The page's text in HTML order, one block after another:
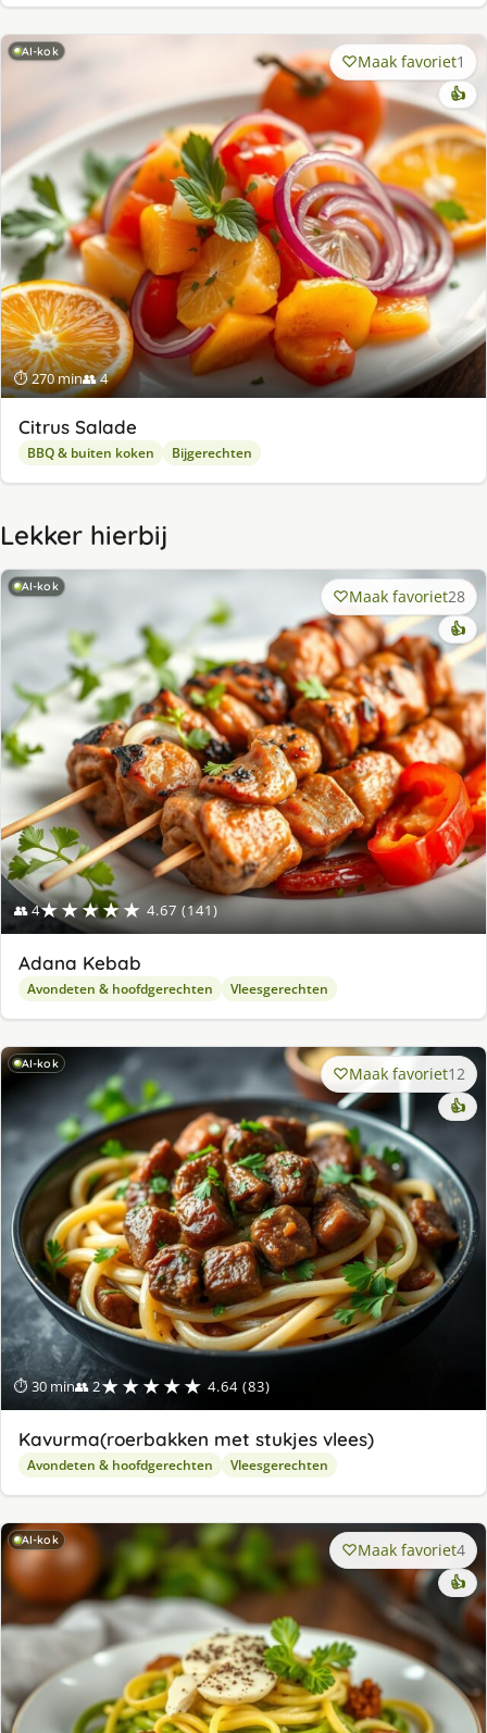
AI-kok
⏱ 270 min👥 4
Maak favoriet1
👍
Citrus Salade
BBQ & buiten koken Bijgerechten
Lekker hierbij
AI-kok
👥 4★★★★★ 4.67 (141)
Maak favoriet28
👍
Adana Kebab
Avondeten & hoofdgerechten Vleesgerechten
AI-kok
⏱ 30 min👥 2★★★★★ 4.64 (83)
Maak favoriet12
👍
Kavurma(roerbakken met stukjes vlees)
Avondeten & hoofdgerechten Vleesgerechten
AI-kok Maak favoriet4
👍